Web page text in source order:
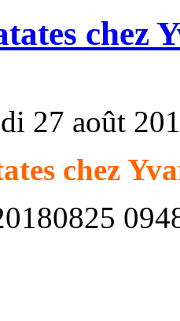
chez
27 août
chez